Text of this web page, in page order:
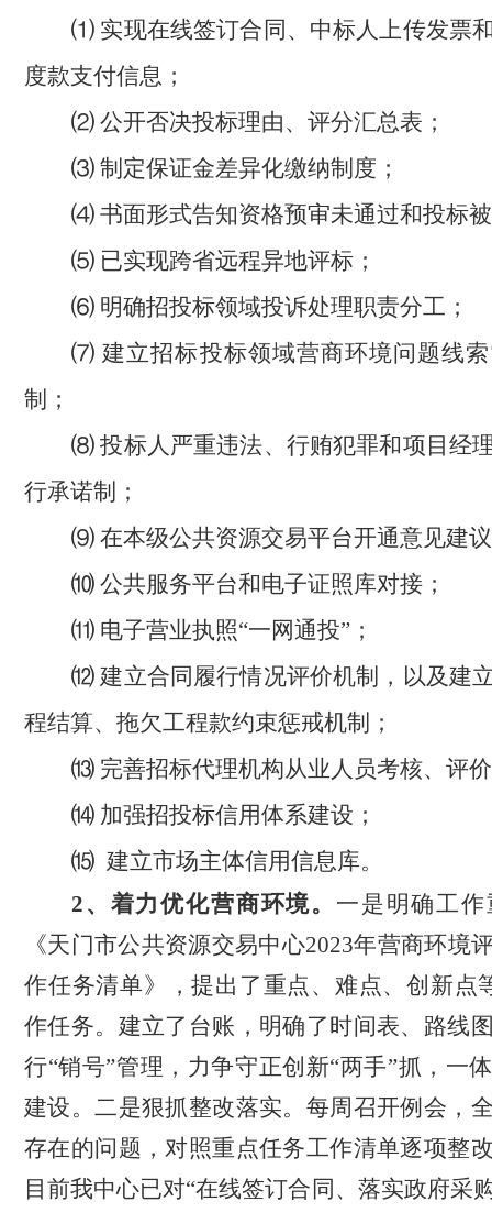
⑴ 实现在线签订合同、中标人上传发票
度款支付信息；
⑵ 公开否决投标理由、评分汇总表；
⑶ 制定保证金差异化缴纳制度；
⑷ 书面形式告知资格预审未通过和投标
⑸ 已实现跨省远程异地评标；
⑹ 明确招投标领域投诉处理职责分工；
⑺ 建立招标投标领域营商环境问题线
制；
⑻ 投标人严重违法、行贿犯罪和项目经
行承诺制；
⑼ 在本级公共资源交易平台开通意见建
⑽ 公共服务平台和电子证照库对接；
⑾ 电子营业执照“一网通投”；
⑿ 建立合同履行情况评价机制，以及建
程结算、拖欠工程款约束惩戒机制；
⒀ 完善招标代理机构从业人员考核、评
⒁ 加强招投标信用体系建设；
⒂ 建立市场主体信用信息库。
2、着力优化营商环境。 一是明确工
《天门市公共资源交易中心2023年营商环境
作任务清单》，提出了重点、难点、创新点
作任务。建立了台账，明确了时间表、路线
行“销号”管理，力争守正创新“两手”抓，一
建设。二是狠抓整改落实。每周召开例会，
存在的问题，对照重点任务工作清单逐项整
目前我中心已对“在线签订合同、落实政府采